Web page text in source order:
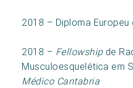
2018 – Diploma Europeu
2018 – Fellowshipde
Musculoesquelética em
Médico Cantabria